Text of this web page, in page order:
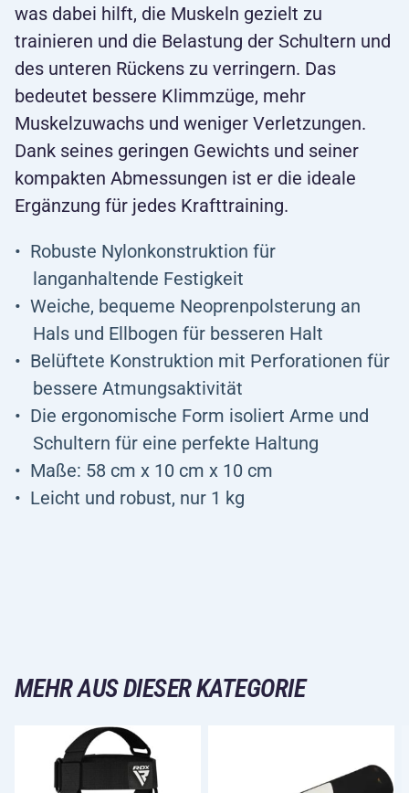
was dabei hilft, die Muskeln gezielt zu
trainieren und die Belastung der Schultern und
des unteren Rückens zu verringern. Das
bedeutet bessere Klimmzüge, mehr
Muskelzuwachs und weniger Verletzungen.
Dank seines geringen Gewichts und seiner
kompakten Abmessungen ist er die ideale
Ergänzung für jedes Krafttraining.
Robuste Nylonkonstruktion für
langanhaltende Festigkeit
Weiche, bequeme Neoprenpolsterung an
Hals und Ellbogen für besseren Halt
Belüftete Konstruktion mit Perforationen für
bessere Atmungsaktivität
Die ergonomische Form isoliert Arme und
Schultern für eine perfekte Haltung
Maße: 58 cm x 10 cm x 10 cm
Leicht und robust, nur 1 kg
MEHR AUS DIESER KATEGORIE